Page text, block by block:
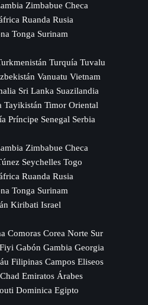
Zimbabue Checa
Ruanda Rusia
Tonga Surinam
Turquía Tuvalu
Vanuatu Vietnam
Sri Lanka Suazilandia
Tayikistán Timor Oriental
Príncipe Senegal Serbia
Zimbabue Checa
Seychelles Togo
Ruanda Rusia
Tonga Surinam
Kiribati Israel
Comoras Corea Norte Sur
Gabón Gambia Georgia
Filipinas Campos Eliseos
Emiratos Árabes
Dominica Egipto